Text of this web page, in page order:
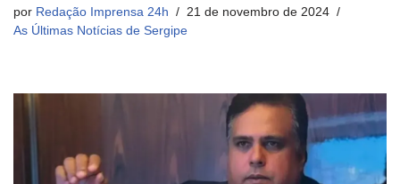
por Redação Imprensa 24h
21 de novembro de 2024
As Últimas Notícias de Sergipe